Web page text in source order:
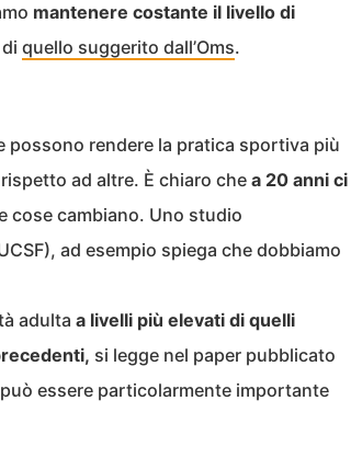
mantenere costante il livello di
quello suggerito dall’Oms.
rendere la pratica sportiva più
ad altre. È chiaro che a 20 anni ci
cose cambiano. Uno studio
ad esempio spiega che dobbiamo
adulta a livelli più elevati di quelli
si legge nel paper pubblicato
può essere particolarmente importante